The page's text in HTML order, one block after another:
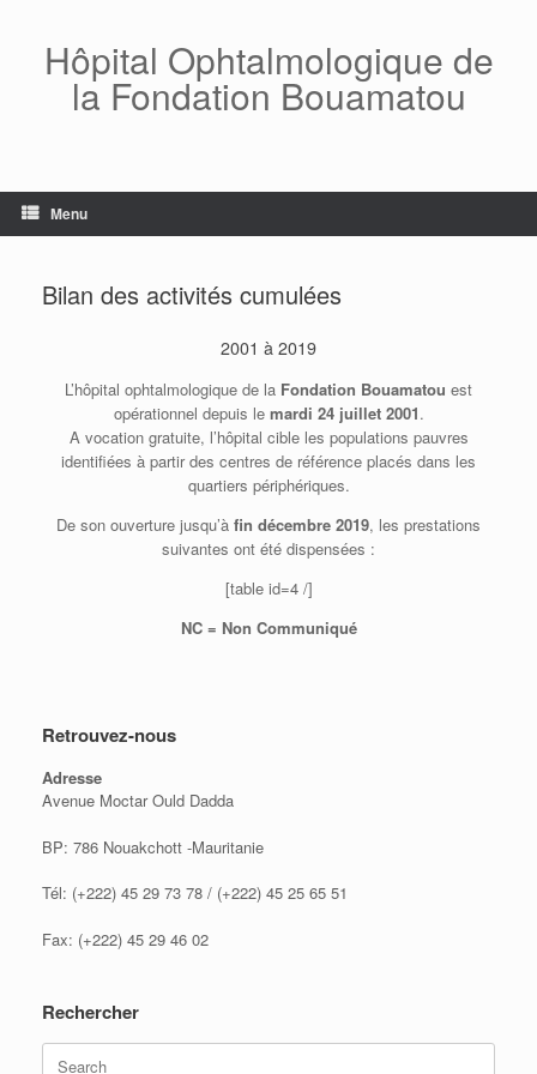
contentHôpital Ophtalmologique de
la Fondation Bouamatou
Menu
Bilan des activités cumulées
2001 à 2019
L’hôpital ophtalmologique de la Fondation Bouamatou est
opérationnel depuis le mardi 24 juillet 2001.
A vocation gratuite, l’hôpital cible les populations pauvres
identifiées à partir des centres de référence placés dans les
quartiers périphériques.
De son ouverture jusqu’à fin décembre 2019, les prestations
suivantes ont été dispensées :
[table id=4 /]
NC = Non Communiqué
Retrouvez-nous
Adresse
Avenue Moctar Ould Dadda
BP: 786 Nouakchott -Mauritanie
Tél: (+222) 45 29 73 78 / (+222) 45 25 65 51
Fax: (+222) 45 29 46 02
Rechercher
Search